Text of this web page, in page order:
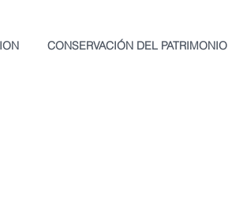
CONSERVACIÓN DEL PATRIMONIO